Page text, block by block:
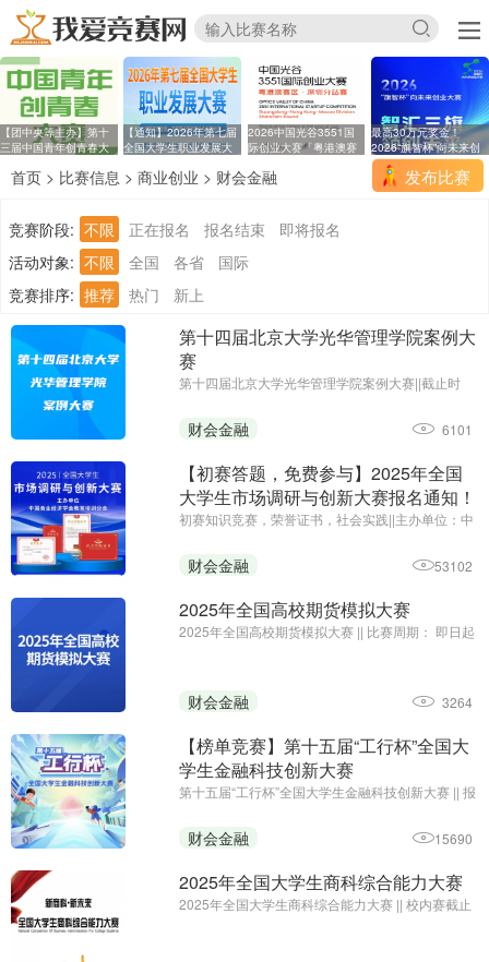
【团中央等主办】第十
三届中国青年创青春大
【通知】2026年第七届
全国大学生职业发展大
2026中国光谷3551国
际创业大赛「粤港澳赛
最高30万元奖金！
2026“旗智杯”向未来创
业
发布比赛
首页 > 比赛信息 > 商业创业 > 财会金融
竞赛阶段: 不限 正在报名 报名结束
即将报名
活动对象: 不限 全国 各省
国际
竞赛排序: 推荐 热门 新上
第十四届北京大学光华管理学院案例大
赛
第十四届北京大学光华管理学院案例大赛||截止时
光华管理学院
财会金融 6101
【初赛答题，免费参与】2025年全国
大学生市场调研与创新大赛报名通知！
初赛知识竞赛，荣誉证书，社会实践||主办单位：中
至2025年12月31日
财会金融 53102
2025年全国高校期货模拟大赛
2025年全国高校期货模拟大赛 || 比赛周期： 即日起
财会金融 3264
【榜单竞赛】第十五届“工行杯”全国大
学生金融科技创新大赛
第十五届“工行杯”全国大学生金融科技创新大赛 || 报
国工商银行
财会金融 15690
2025年全国大学生商科综合能力大赛
2025年全国大学生商科综合能力大赛 || 校内赛截止